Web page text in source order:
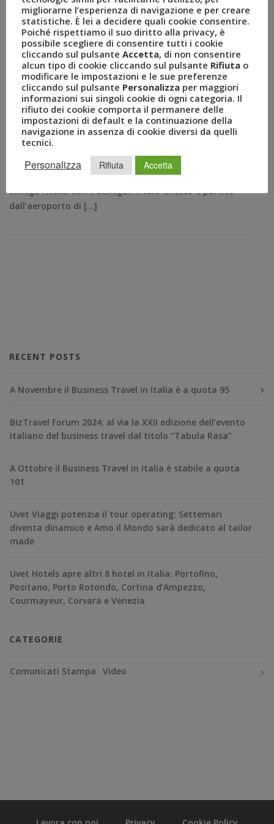
primo volo per collegare
l’Italia con il Senegal
OTT 24, 2020
AMEZZULLO
AIRLINES BLUE PANORAMA,BPA,DAKAR,IATA
COMUNICATI STAMPA
0
Ogni venerdì collegamenti diretti da Milano Bergamo
Airport a Dakar e ogni sabato il ritorno da Dakar a
Milano Bergamo Milano, 24 ottobre 2020 – Blue
Panorama Airlines, compagnia aerea di bandiera
italiana, rende noto che è partito ieri il primo volo che
collega l’Italia con il Senegal. Il volo diretto è partito
dall’aeroporto di […]
RECENT POSTS
A Novembre il Business Travel in Italia è a quota 95
BizTravel Forum 2024: al via la XXII edizione dell’evento
italiano del business travel dal titolo “Tabula Rasa”
A Ottobre il Business Travel in Italia è stabile a quota
101
Uvet Viaggi potenzia il tour operating: Settemari
diventa dinamico e Amo il Mondo sarà dedicato al tailor
made
Uvet Hotels apre altri 8 hotel in Italia: Portofino,
Positano, Porto Rotondo, Cortina d’Ampezzo,
Courmayeur, Corvara e Venezia
CATEGORIE
Comunicati Stampa Video
migliorarne l’esperienza di navigazione e per creare
statistiche. È lei a decidere quali cookie consentire.
Poiché rispettiamo il suo diritto alla privacy, è
possibile scegliere di consentire tutti i cookie
cliccando sul pulsante Accetta, di non consentire
alcun tipo di cookie cliccando sul pulsante Rifiuta o
modificare le impostazioni e le sue preferenze
cliccando sul pulsante Personalizza per maggiori
informazioni sui singoli cookie di ogni categoria. Il
rifiuto dei cookie comporta il permanere delle
impostazioni di default e la continuazione della
navigazione in assenza di cookie diversi da quelli
tecnici.
Personalizza Rifiuta Accetta